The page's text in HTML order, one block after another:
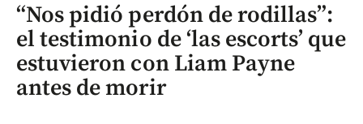
“Nos pidió perdón de rodillas”:
el testimonio de ‘las escorts’ que
estuvieron con Liam Payne
antes de morir